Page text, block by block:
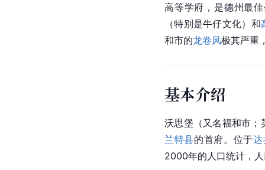
高等学府，是德州最
（特别是牛仔文化）和
和市的龙卷风极其严重
基本介绍
沃思堡（又名福和市
兰特县的首府。位于
2000年的人口统计，